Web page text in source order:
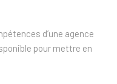
d’une agence
pour mettre en